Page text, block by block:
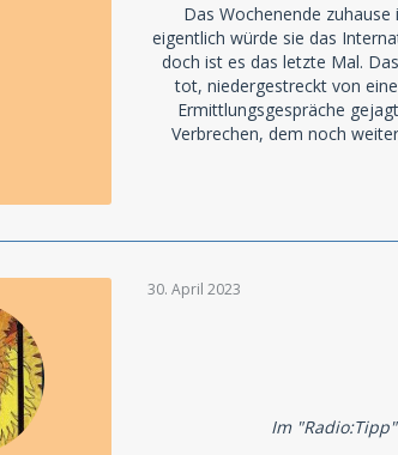
Das Wochenende
eigentlich würde sie das
doch ist es das letzte Mal.
tot, niedergestreckt von
Ermittlungsgespräche
Verbrechen, dem noch
30. April 2023
Im